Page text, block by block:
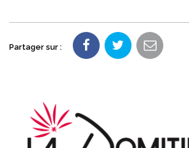
Partager sur :